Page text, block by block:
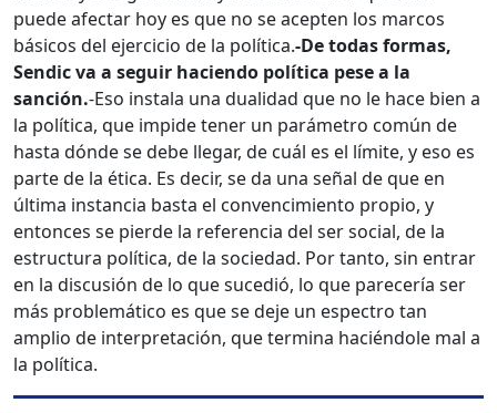
puede afectar hoy es que no se acepten los marcos
básicos del ejercicio de la política.-De todas formas,
Sendic va a seguir haciendo política pese a la
sanción.-Eso instala una dualidad que no le hace bien a
la política, que impide tener un parámetro común de
hasta dónde se debe llegar, de cuál es el límite, y eso es
parte de la ética. Es decir, se da una señal de que en
última instancia basta el convencimiento propio, y
entonces se pierde la referencia del ser social, de la
estructura política, de la sociedad. Por tanto, sin entrar
en la discusión de lo que sucedió, lo que parecería ser
más problemático es que se deje un espectro tan
amplio de interpretación, que termina haciéndole mal a
la política.